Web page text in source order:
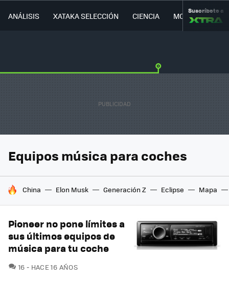
ANÁLISIS XATAKA SELECCIÓN CIENCIA MOVILIDAD
Suscríbete a
Equipos música para coches
HOY SE HABLA DE
China Elon Musk Generación Z Eclipse Mapa
Pioneer no pone límites a
sus últimos equipos de
música para tu coche
16 COMENTARIOS
HACE 16 AÑOS